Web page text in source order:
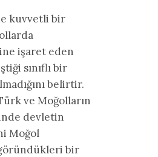
kuvvetli bir
işaret eden
sınıflı bir
belirtir.
ve Moğolların
devletin
Moğol
bir